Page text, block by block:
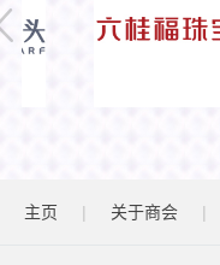
主页 | 关于商会 |